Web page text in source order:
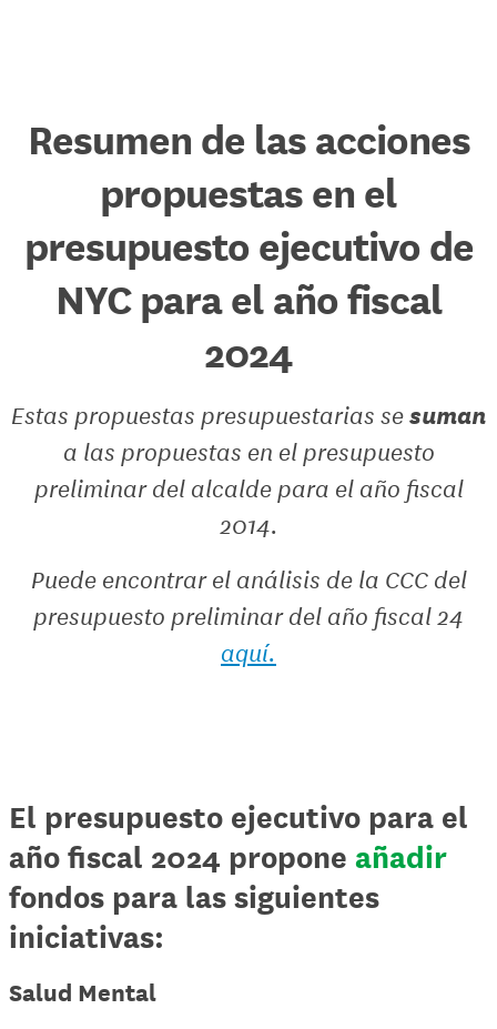
Resumen de las acciones
propuestas en el
presupuesto ejecutivo de
NYC para el año fiscal
2024
Estas propuestas presupuestarias sesuman
a las propuestas en el presupuesto
preliminar del alcalde para el año fiscal
2014.
Puede encontrar el análisis de la CCC del
presupuesto preliminar del año fiscal 24
aquí.
El presupuesto ejecutivo para el
año fiscal 2024 propone añadir
fondos para las siguientes
iniciativas:
Salud Mental